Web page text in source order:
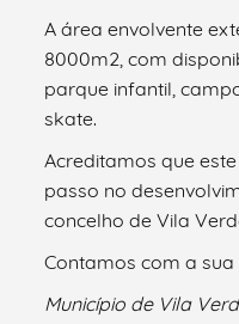
A área envolvente
8000m2, com
parque infantil,
skate.
Acreditamos que
passo no
concelho de Vila
Contamos com a sua
Município de Vila